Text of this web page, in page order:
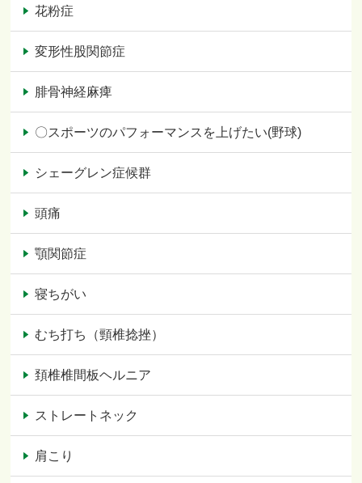
花粉症
変形性股関節症
腓骨神経麻痺
〇スポーツのパフォーマンスを上げたい(野球)
シェーグレン症候群
頭痛
顎関節症
寝ちがい
むち打ち（頸椎捻挫）
頚椎椎間板ヘルニア
ストレートネック
肩こり